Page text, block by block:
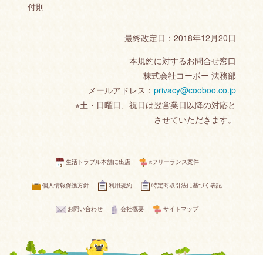
付則
最終改定日：2018年12月20日
本規約に対するお問合せ窓口
株式会社コーボー 法務部
メールアドレス： privacy@cooboo.co.jp
※土・日曜日、祝日は翌営業日以降の対応と
させていただきます。
生活トラブル本舗に出店 itフリーランス案件
個人情報保護方針 利用規約 特定商取引法に基づく表記
お問い合わせ 会社概要 サイトマップ